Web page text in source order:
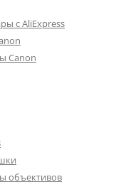
с AliExpress
Canon
объективов